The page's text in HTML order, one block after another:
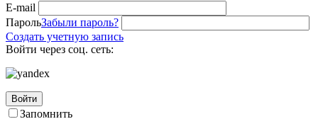
E-mail
ПарольЗабыли пароль?
Создать учетную запись
Войти через соц. сеть:
Войти
Запомнить